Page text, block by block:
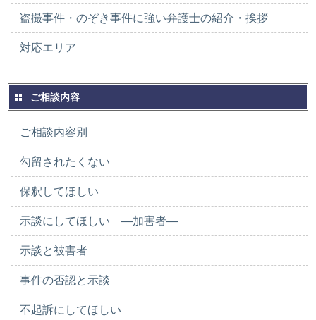
盗撮事件・のぞき事件に強い弁護士の紹介・挨拶
対応エリア
ご相談内容
ご相談内容別
勾留されたくない
保釈してほしい
示談にしてほしい ―加害者―
示談と被害者
事件の否認と示談
不起訴にしてほしい